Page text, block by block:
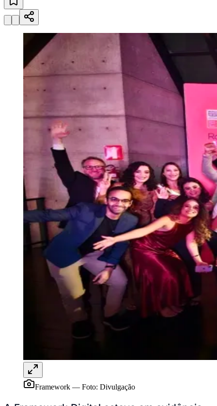
Esportes ao Vivo
atualizadas
Paulistão, Brasileirão, Champions League e mais. Placar em tempo
real, classificação e notícias esportivas.
Acompanhar jogos
Newsletter Bom Dia Barueri
Entretenimento Completo
Esportes ao Vivo
Trânsito em Tempo Real
Portal Pet
Guia de Empresas
Publicidade Anuncie Aqui
Seguir
Framework Digital entra para o ranking
de MG no GPTW 2026
Redação Jornal de Barueri
23 de junho de 2026 às 09:04